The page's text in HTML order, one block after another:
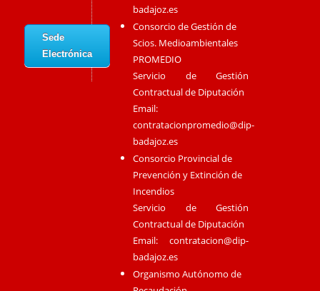
Sede
Electrónica
badajoz.es
Consorcio de Gestión de
Scios. Medioambientales
PROMEDIO
Servicio de Gestión
Contractual de Diputación
Email:
contratacionpromedio@dip-
badajoz.es
Consorcio Provincial de
Prevención y Extinción de
Incendios
Servicio de Gestión
Contractual de Diputación
Email:contratacion@dip-
badajoz.es
Organismo Autónomo de